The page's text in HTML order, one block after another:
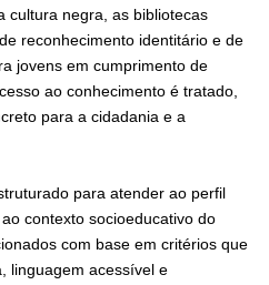
cultura negra, as bibliotecas
reconhecimento identitário e de
jovens em cumprimento de
ao conhecimento é tratado,
para a cidadania e a
para atender ao perfil
contexto socioeducativo do
com base em critérios que
linguagem acessível e